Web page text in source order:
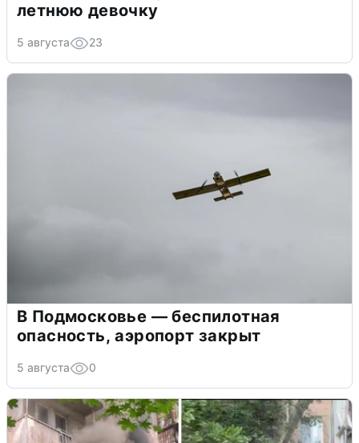
летнюю девочку
5 августа 23
В Подмосковье — беспилотная
опасность, аэропорт закрыт
5 августа 0